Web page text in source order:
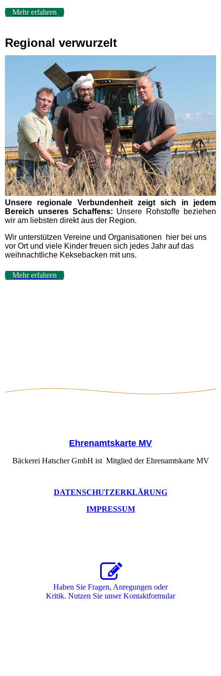
Mehr erfahren
Regional verwurzelt
Unsere regionale Verbundenheit zeigt sich in jedem
Bereich unseres Schaffens: Unsere Rohstoffe beziehen
wir am liebsten direkt aus der Region.
Wir unterstützen Vereine und Organisationen hier bei uns
vor Ort und viele Kinder freuen sich jedes Jahr auf das
weihnachtliche Keksebacken mit uns.
Mehr erfahren
Ehrenamtskarte MV
Bäckerei Hatscher GmbH ist Mitglied der Ehrenamtskarte MV
DATENSCHUTZERKLÄRUNG
IMPRESSUM
Haben Sie Fragen, Anregungen oder
Kritik. Nutzen Sie unser Kon­takt­for­mu­lar